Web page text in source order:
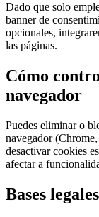
Dado que solo
banner de
opcionales,
las páginas.
Cómo
navegador
Puedes eliminar o
navegador
desactivar cookies
afectar a
Bases legales